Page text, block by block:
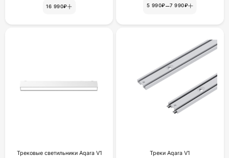
16 990₽ 5 990₽–7 990₽
Трековые светильники Aqara V1 Треки Aqara V1